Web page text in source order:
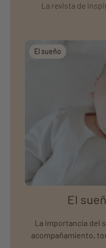
La revista de
El sueño
El
La importancia del
acompañamiento,